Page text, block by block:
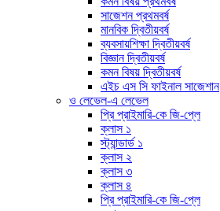
সাজেশন প্রথমবর্ষ
মানবিক দ্বিতীয়বর্ষ
ব্যবসায়শিক্ষা দ্বিতীয়বর্ষ
বিজ্ঞান দ্বিতীয়বর্ষ
কমন বিষয় দ্বিতীয়বর্ষ
এইচ এস সি ফাইনাল সাজেশান
ও লেভেল-এ লেভেল
প্রি প্রাইমারি-কে জি-প্লে
ক্লাস ১
স্ট্যান্ডার্ড ১
ক্লাস ২
ক্লাস ৩
ক্লাস ৪
প্রি প্রাইমারি-কে জি-প্লে